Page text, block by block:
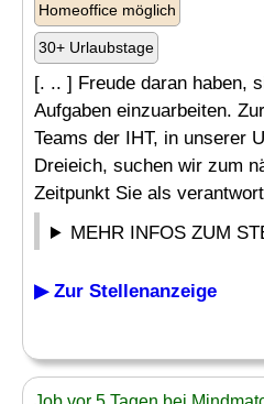
Homeoffice möglich
30+ Urlaubstage
[. .. ] Freude daran haben,
Aufgaben einzuarbeiten.
Teams der IHT, in unserer
Dreieich, suchen wir zum
Zeitpunkt Sie als
MEHR INFOS ZUM
▶ Zur Stellenanzeige